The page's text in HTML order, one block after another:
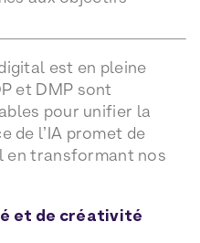
est en pleine
et DMP sont
pour unifier la
de l’IA promet de
en transformant nos
et de créativité